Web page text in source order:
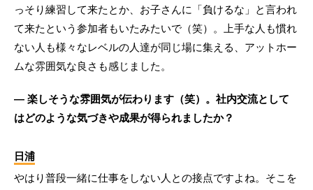
っそり練習して来たとか、お子さんに「負けるな」と言われ
て来たという参加者もいたみたいで（笑）。上手な人も慣れ
ない人も様々なレベルの人達が同じ場に集える、アットホー
ムな雰囲気な良さも感じました。
― 楽しそうな雰囲気が伝わります（笑）。社内交流として
はどのような気づきや成果が得られましたか？
日浦
やはり普段一緒に仕事をしない人との接点ですよね。そこを